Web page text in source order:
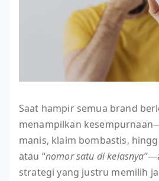
Saat hampir semua brand
menampilkan
manis, klaim bombastis,
atau “nomor satu di kelasnya
strategi yang justru memilih